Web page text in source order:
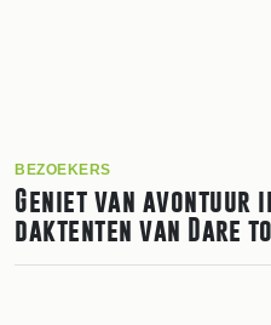
BEZOEKERS
Geniet van avontuur
daktenten van Dare